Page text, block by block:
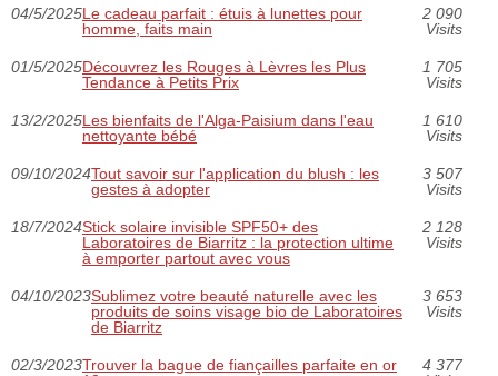
04/5/2025Le cadeau parfait : étuis à lunettes pour
homme, faits main
2 090
Visits
01/5/2025Découvrez les Rouges à Lèvres les Plus
Tendance à Petits Prix
1 705
Visits
13/2/2025Les bienfaits de l'Alga-Paisium dans l'eau
nettoyante bébé
1 610
Visits
09/10/2024Tout savoir sur l'application du blush : les
gestes à adopter
3 507
Visits
18/7/2024Stick solaire invisible SPF50+ des
Laboratoires de Biarritz : la protection ultime
à emporter partout avec vous
2 128
Visits
04/10/2023Sublimez votre beauté naturelle avec les
produits de soins visage bio de Laboratoires
de Biarritz
3 653
Visits
02/3/2023Trouver la bague de fiançailles parfaite en or
4 377